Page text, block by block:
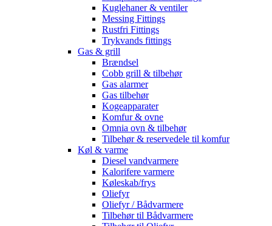
Kuglehaner & ventiler
Messing Fittings
Rustfri Fittings
Trykvands fittings
Gas & grill
Brændsel
Cobb grill & tilbehør
Gas alarmer
Gas tilbehør
Kogeapparater
Komfur & ovne
Omnia ovn & tilbehør
Tilbehør & reservedele til komfur
Køl & varme
Diesel vandvarmere
Kalorifere varmere
Køleskab/frys
Oliefyr
Oliefyr / Bådvarmere
Tilbehør til Bådvarmere